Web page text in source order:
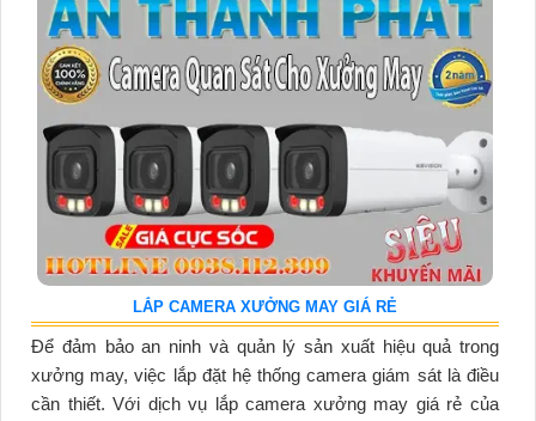
LẮP CAMERA XƯỞNG MAY GIÁ RẺ
Để đảm bảo an ninh và quản lý sản xuất hiệu quả trong
xưởng may, việc lắp đặt hệ thống camera giám sát là điều
cần thiết. Với dịch vụ lắp camera xưởng may giá rẻ của